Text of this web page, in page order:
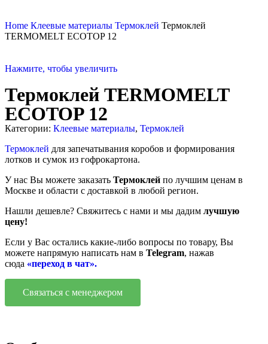
Home Клеевые материалы Термоклей Термоклей
TERMOMELT ECOTOP 12
Нажмите, чтобы увеличить
Термоклей TERMOMELT
ECOTOP 12
Категории: Клеевые материалы, Термоклей
Термоклей для запечатывания коробов и формирования
лотков и сумок из гофрокартона.
У нас Вы можете заказать Термоклей по лучшим ценам в
Москве и области с доставкой в любой регион.
Нашли дешевле? Свяжитесь с нами и мы дадим лучшую
цену!
Если у Вас остались какие-либо вопросы по товару, Вы
можете напрямую написать нам в Telegram, нажав
сюда «переход в чат».
Связаться с менеджером